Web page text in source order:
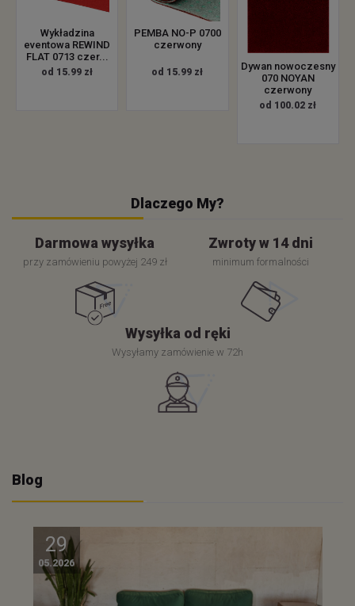
Wykładzina
eventowa REWIND
FLAT 0713 czer...
od 15.99 zł
PEMBA NO-P 0700
czerwony
od 15.99 zł
Dywan nowoczesny
070 NOYAN
czerwony
od 100.02 zł
Dlaczego My?
Darmowa wysyłka
przy zamówieniu powyżej 249 zł
Zwroty w 14 dni
minimum formalności
Wysyłka od ręki
Wysyłamy zamówienie w 72h
Blog
29
05.2026